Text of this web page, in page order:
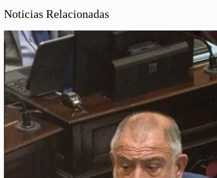
Noticias Relacionadas